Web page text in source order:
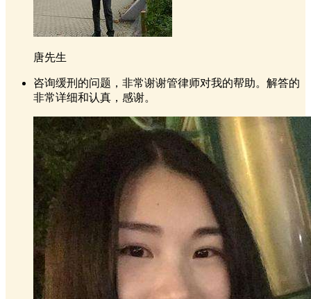
唐先生
咨询缓刑的问题，非常谢谢管律师对我的帮助。解答的
非常详细和认真，感谢。